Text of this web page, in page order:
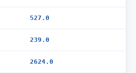
527.0
239.0
2624.0